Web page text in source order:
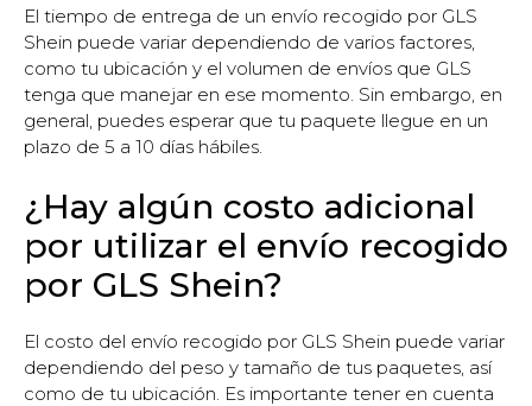
El tiempo de entrega de un envío recogido por GLS
Shein puede variar dependiendo de varios factores,
como tu ubicación y el volumen de envíos que GLS
tenga que manejar en ese momento. Sin embargo, en
general, puedes esperar que tu paquete llegue en un
plazo de 5 a 10 días hábiles.
¿Hay algún costo adicional
por utilizar el envío recogido
por GLS Shein?
El costo del envío recogido por GLS Shein puede variar
dependiendo del peso y tamaño de tus paquetes, así
como de tu ubicación. Es importante tener en cuenta